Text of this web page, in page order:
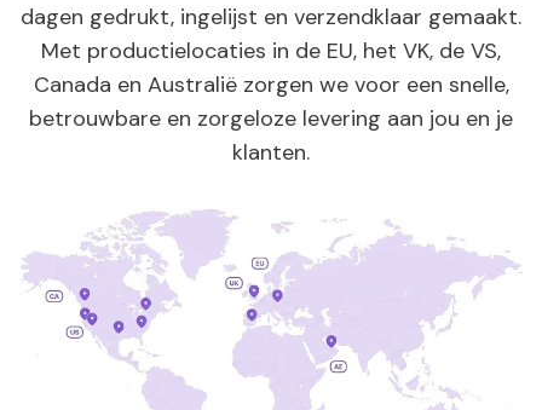
dagen gedrukt, ingelijst en verzendklaar gemaakt.
Met productielocaties in de EU, het VK, de VS,
Canada en Australië zorgen we voor een snelle,
betrouwbare en zorgeloze levering aan jou en je
klanten.